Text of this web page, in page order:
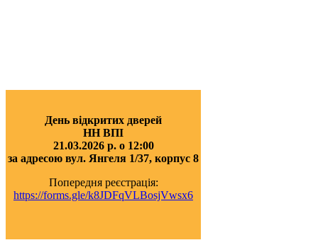
День відкритих дверей
НН ВПІ
21.03.2026 р. о 12:00
за адресою вул. Янгеля 1/37, корпус 8
Попередня реєстрація:
https://forms.gle/k8JDFqVLBosjVwsx6